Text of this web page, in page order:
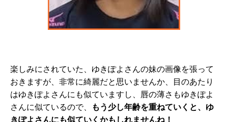
楽しみにされていた、ゆきぽよさんの妹の画像を張って
おきますが、非常に綺麗だと思いませんか、目のあたり
はゆきぽよさんにも似ていますし、唇の薄さもゆきぽよ
さんに似ているので、
もう少し年齢を重ねていくと、ゆ
きぽよさんにも似ていくかもしれませんね！